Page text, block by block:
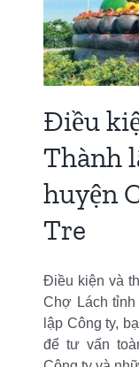
Điều
Thành
huyện
Tre
Điều kiện và
Chợ Lách
lập Công ty,
để tư vấn